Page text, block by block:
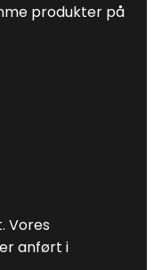
produkter på
Vores
anført i